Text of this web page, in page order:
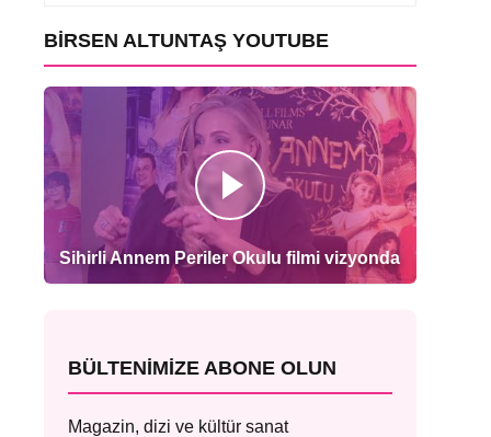
BIRSEN ALTUNTAŞ YOUTUBE
Sihirli Annem Periler Okulu filmi vizyonda
BÜLTENIMIZE ABONE OLUN
Magazin, dizi ve kültür sanat